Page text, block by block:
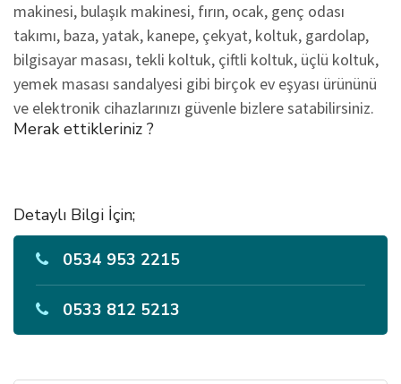
makinesi, bulaşık makinesi, fırın, ocak, genç odası
takımı, baza, yatak, kanepe, çekyat, koltuk, gardolap,
bilgisayar masası, tekli koltuk, çiftli koltuk, üçlü koltuk,
yemek masası sandalyesi gibi birçok ev eşyası ürününü
ve elektronik cihazlarınızı güvenle bizlere satabilirsiniz.
Merak ettikleriniz ?
Detaylı Bilgi İçin;
0534 953 2215
0533 812 5213